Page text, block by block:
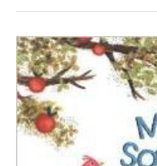
Présentation
Nouveautés
Albums pour enfants
Jeux vidéo
SÉLECTIONS
EN PRATIQUE
S'inscrire
HORAIRES